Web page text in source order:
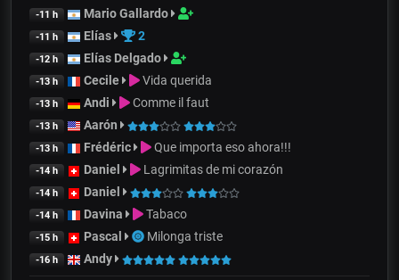
-11 h Mario Gallardo
-11 h Elías 2
-12 h Elías Delgado
-13 h Cecile Vida querida
-13 h Andi Comme il faut
-13 h Aarón
-13 h Frédéric Que importa eso ahora!!!
-14 h Daniel Lagrimitas de mi corazón
-14 h Daniel
-14 h Davina Tabaco
-15 h Pascal Milonga triste
-16 h Andy